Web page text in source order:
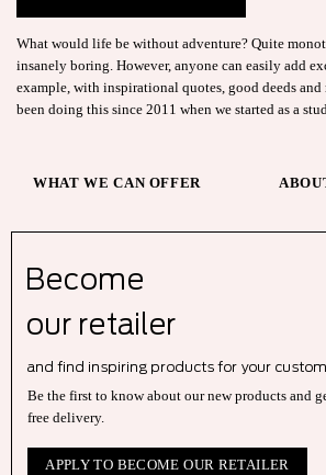
What would life be without adventure? Quite
insanely boring. However, anyone can easily add
example, with inspirational quotes, good deeds and
been doing this since 2011 when we started as a
WHAT WE CAN OFFER
Become
our retailer
and find inspiring products for your
Be the first to know about our new products and
free delivery.
APPLY TO BECOME OUR RETAILER